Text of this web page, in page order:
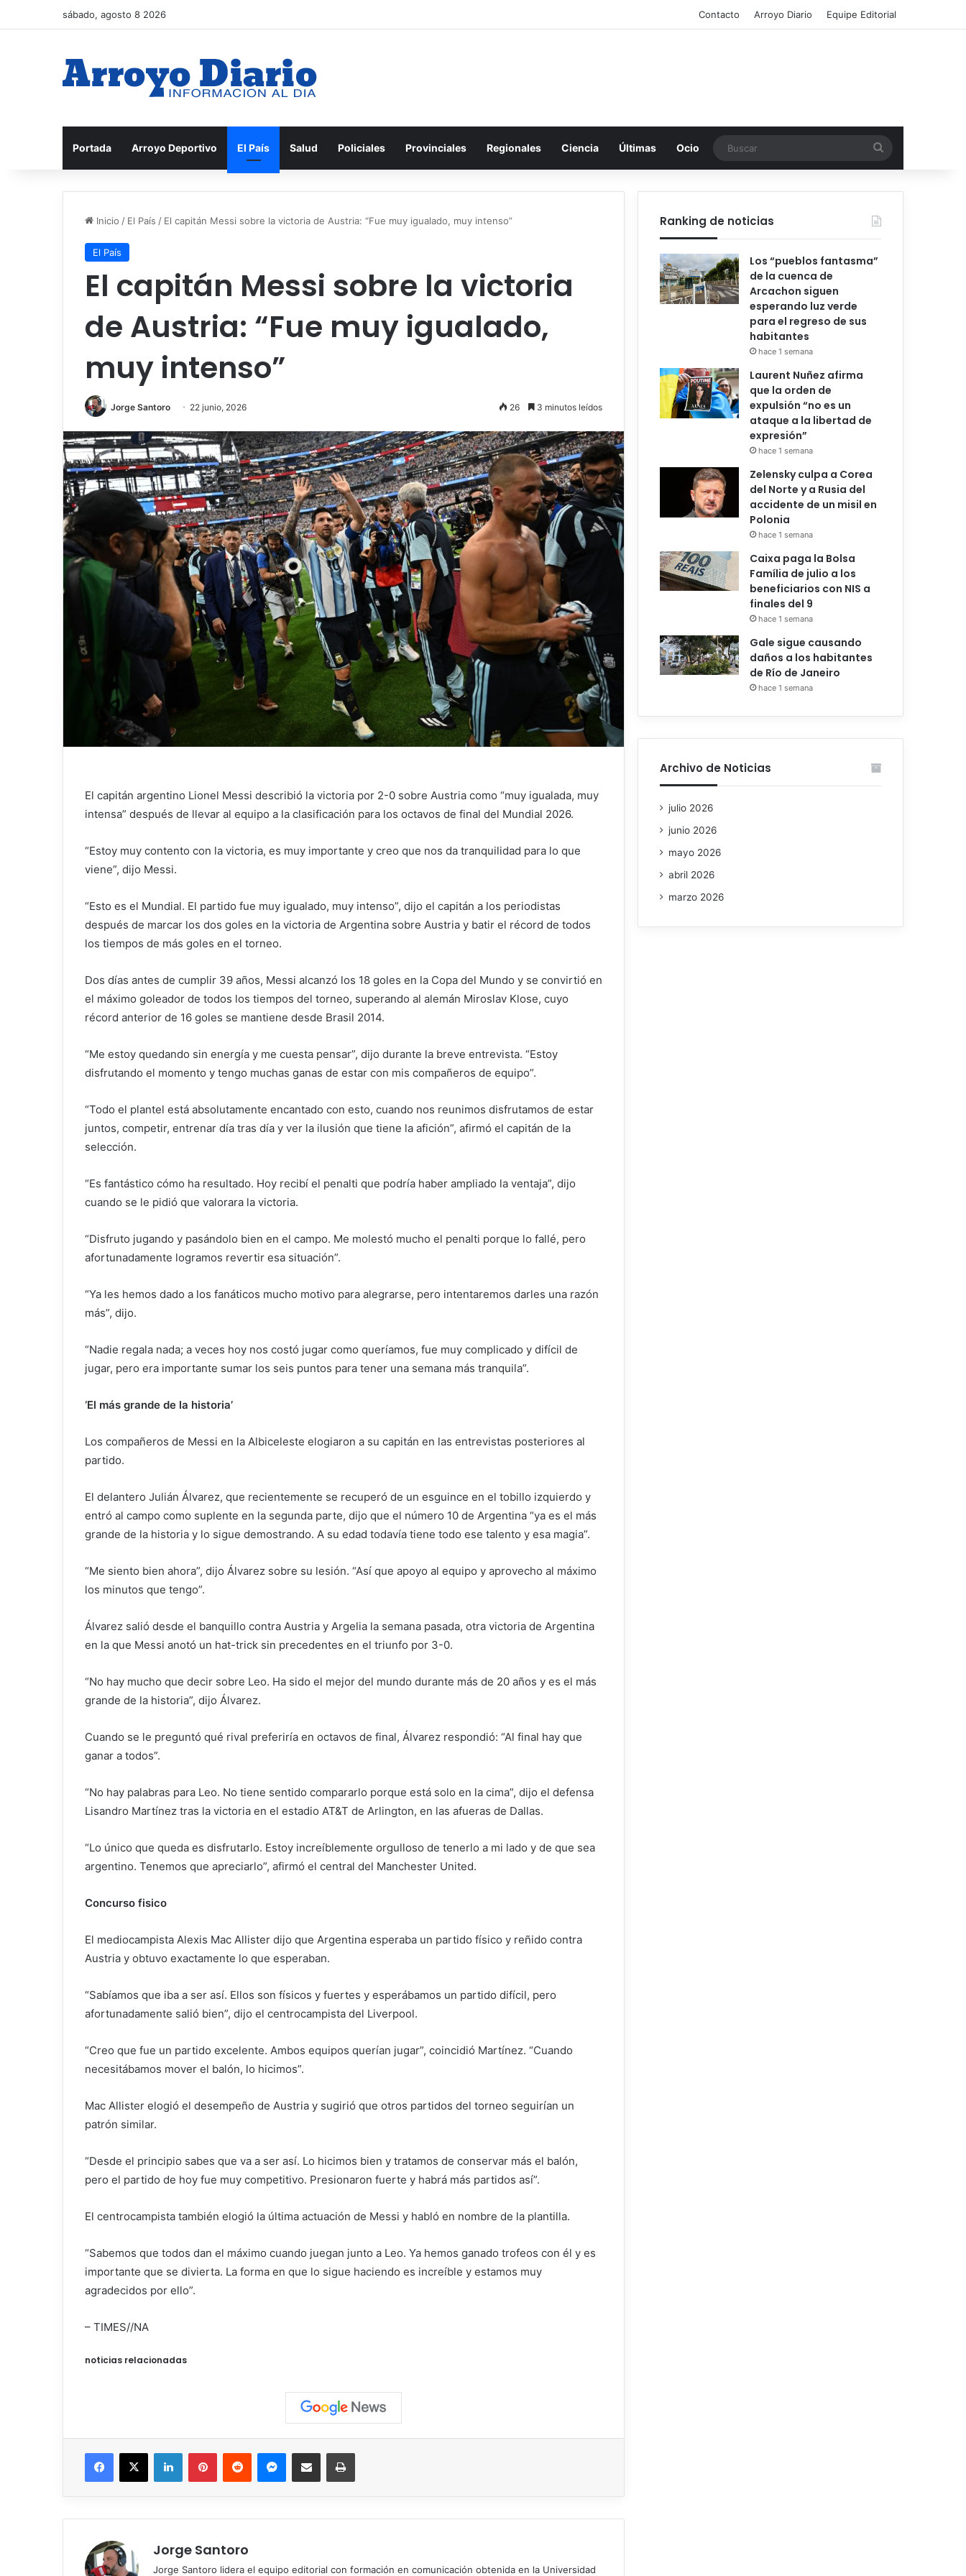
sábado, agosto 8 2026 Contacto Arroyo Diario Equipe Editorial
Portada Arroyo Deportivo El País Salud Policiales Provinciales Regionales Ciencia Últimas Ocio
Inicio / El País / El capitán Messi sobre la victoria de Austria: “Fue muy igualado, muy intenso”
El País
El capitán Messi sobre la victoria
de Austria: “Fue muy igualado,
muy intenso”
Jorge Santoro 22 junio, 2026 26 3 minutos leídos
El capitán argentino Lionel Messi describió la victoria por 2-0 sobre Austria como “muy igualada, muy
intensa” después de llevar al equipo a la clasificación para los octavos de final del Mundial 2026.
“Estoy muy contento con la victoria, es muy importante y creo que nos da tranquilidad para lo que
viene”, dijo Messi.
“Esto es el Mundial. El partido fue muy igualado, muy intenso”, dijo el capitán a los periodistas
después de marcar los dos goles en la victoria de Argentina sobre Austria y batir el récord de todos
los tiempos de más goles en el torneo.
Dos días antes de cumplir 39 años, Messi alcanzó los 18 goles en la Copa del Mundo y se convirtió en
el máximo goleador de todos los tiempos del torneo, superando al alemán Miroslav Klose, cuyo
récord anterior de 16 goles se mantiene desde Brasil 2014.
“Me estoy quedando sin energía y me cuesta pensar”, dijo durante la breve entrevista. “Estoy
disfrutando el momento y tengo muchas ganas de estar con mis compañeros de equipo”.
“Todo el plantel está absolutamente encantado con esto, cuando nos reunimos disfrutamos de estar
juntos, competir, entrenar día tras día y ver la ilusión que tiene la afición”, afirmó el capitán de la
selección.
“Es fantástico cómo ha resultado. Hoy recibí el penalti que podría haber ampliado la ventaja”, dijo
cuando se le pidió que valorara la victoria.
“Disfruto jugando y pasándolo bien en el campo. Me molestó mucho el penalti porque lo fallé, pero
afortunadamente logramos revertir esa situación”.
“Ya les hemos dado a los fanáticos mucho motivo para alegrarse, pero intentaremos darles una razón
más”, dijo.
“Nadie regala nada; a veces hoy nos costó jugar como queríamos, fue muy complicado y difícil de
jugar, pero era importante sumar los seis puntos para tener una semana más tranquila”.
‘El más grande de la historia’
Los compañeros de Messi en la Albiceleste elogiaron a su capitán en las entrevistas posteriores al
partido.
El delantero Julián Álvarez, que recientemente se recuperó de un esguince en el tobillo izquierdo y
entró al campo como suplente en la segunda parte, dijo que el número 10 de Argentina “ya es el más
grande de la historia y lo sigue demostrando. A su edad todavía tiene todo ese talento y esa magia”.
“Me siento bien ahora”, dijo Álvarez sobre su lesión. “Así que apoyo al equipo y aprovecho al máximo
los minutos que tengo”.
Álvarez salió desde el banquillo contra Austria y Argelia la semana pasada, otra victoria de Argentina
en la que Messi anotó un hat-trick sin precedentes en el triunfo por 3-0.
“No hay mucho que decir sobre Leo. Ha sido el mejor del mundo durante más de 20 años y es el más
grande de la historia”, dijo Álvarez.
Cuando se le preguntó qué rival preferiría en octavos de final, Álvarez respondió: “Al final hay que
ganar a todos”.
“No hay palabras para Leo. No tiene sentido compararlo porque está solo en la cima”, dijo el defensa
Lisandro Martínez tras la victoria en el estadio AT&T de Arlington, en las afueras de Dallas.
“Lo único que queda es disfrutarlo. Estoy increíblemente orgulloso de tenerlo a mi lado y de que sea
argentino. Tenemos que apreciarlo”, afirmó el central del Manchester United.
Concurso fisico
El mediocampista Alexis Mac Allister dijo que Argentina esperaba un partido físico y reñido contra
Austria y obtuvo exactamente lo que esperaban.
“Sabíamos que iba a ser así. Ellos son físicos y fuertes y esperábamos un partido difícil, pero
afortunadamente salió bien”, dijo el centrocampista del Liverpool.
“Creo que fue un partido excelente. Ambos equipos querían jugar”, coincidió Martínez. “Cuando
necesitábamos mover el balón, lo hicimos”.
Mac Allister elogió el desempeño de Austria y sugirió que otros partidos del torneo seguirían un
patrón similar.
“Desde el principio sabes que va a ser así. Lo hicimos bien y tratamos de conservar más el balón,
pero el partido de hoy fue muy competitivo. Presionaron fuerte y habrá más partidos así”.
El centrocampista también elogió la última actuación de Messi y habló en nombre de la plantilla.
“Sabemos que todos dan el máximo cuando juegan junto a Leo. Ya hemos ganado trofeos con él y es
importante que se divierta. La forma en que lo sigue haciendo es increíble y estamos muy
agradecidos por ello”.
– TIMES//NA
noticias relacionadas
Facebook
X LinkedInPinterestReddit MessengerCompartir vía correo electrónicoImprimir
Jorge Santoro
Jorge Santoro lidera el equipo editorial con formación en comunicación obtenida en la Universidad
Ranking de noticias
Los “pueblos fantasma”
de la cuenca de
Arcachon siguen
esperando luz verde
para el regreso de sus
habitantes
hace 1 semana
Laurent Nuñez afirma
que la orden de
expulsión “no es un
ataque a la libertad de
expresión”
hace 1 semana
Zelensky culpa a Corea
del Norte y a Rusia del
accidente de un misil en
Polonia
hace 1 semana
Caixa paga la Bolsa
Família de julio a los
beneficiarios con NIS a
finales del 9
hace 1 semana
Gale sigue causando
daños a los habitantes
de Río de Janeiro
hace 1 semana
Archivo de Noticias
julio 2026
junio 2026
mayo 2026
abril 2026
marzo 2026